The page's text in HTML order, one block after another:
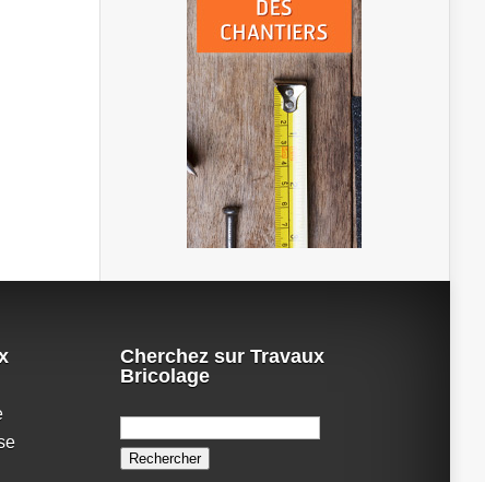
Cherchez sur Travaux
Bricolage
Rechercher :